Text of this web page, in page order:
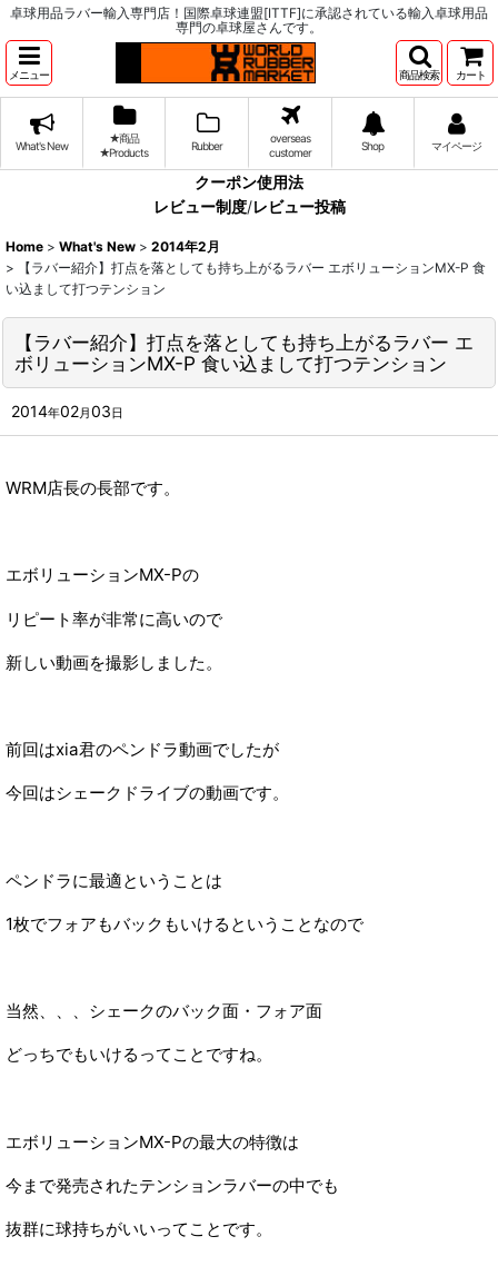
卓球用品ラバー輸入専門店！国際卓球連盟[ITTF]に承認されている輸入卓球用品
専門の卓球屋さんです。
メニュー 商品検索 カート
What's New
★商品
★Products
Rubber
overseas
customer
Shop マイページ
クーポン使用法
レビュー制度/レビュー投稿
Home > What's New > 2014年2月
>
【ラバー紹介】打点を落としても持ち上がるラバー エボリューションMX-P 食
い込まして打つテンション
【ラバー紹介】打点を落としても持ち上がるラバー エ
ボリューションMX-P 食い込まして打つテンション
2014年02月03日
WRM店長の長部です。
エボリューションMX-Pの
リピート率が非常に高いので
新しい動画を撮影しました。
前回はxia君のペンドラ動画でしたが
今回はシェークドライブの動画です。
ペンドラに最適ということは
1枚でフォアもバックもいけるということなので
当然、、、シェークのバック面・フォア面
どっちでもいけるってことですね。
エボリューションMX-Pの最大の特徴は
今まで発売されたテンションラバーの中でも
抜群に球持ちがいいってことです。